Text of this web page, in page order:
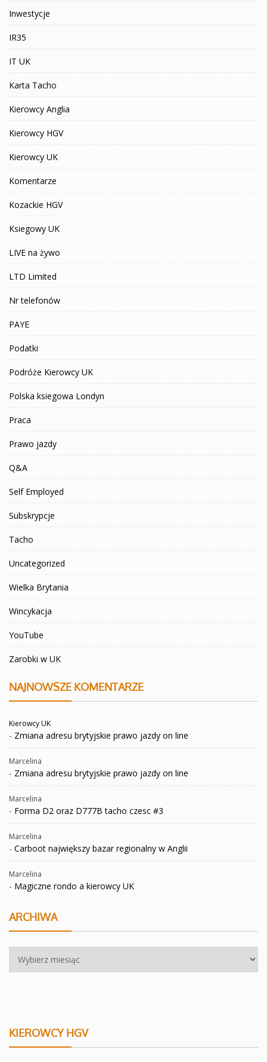
Inwestycje
IR35
IT UK
Karta Tacho
Kierowcy Anglia
Kierowcy HGV
Kierowcy UK
Komentarze
Kozackie HGV
Ksiegowy UK
LIVE na żywo
LTD Limited
Nr telefonów
PAYE
Podatki
Podróże Kierowcy UK
Polska ksiegowa Londyn
Praca
Prawo jazdy
Q&A
Self Employed
Subskrypcje
Tacho
Uncategorized
Wielka Brytania
Wincykacja
YouTube
Zarobki w UK
NAJNOWSZE KOMENTARZE
Kierowcy UK
- Zmiana adresu brytyjskie prawo jazdy on line
Marcelina
- Zmiana adresu brytyjskie prawo jazdy on line
Marcelina
- Forma D2 oraz D777B tacho czesc #3
Marcelina
- Carboot największy bazar regionalny w Anglii
Marcelina
- Magiczne rondo a kierowcy UK
ARCHIWA
KIEROWCY HGV